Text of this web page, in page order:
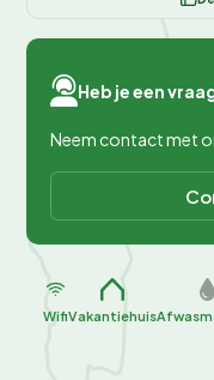
Heb je een
Neem contact met
WifiVakantiehuis